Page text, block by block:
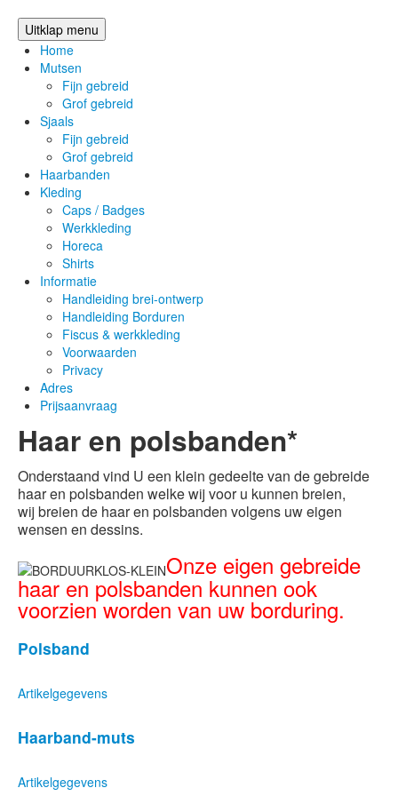
Uitklap menu
Home
Mutsen
Fijn gebreid
Grof gebreid
Sjaals
Fijn gebreid
Grof gebreid
Haarbanden
Kleding
Caps / Badges
Werkkleding
Horeca
Shirts
Informatie
Handleiding brei-ontwerp
Handleiding Borduren
Fiscus & werkkleding
Voorwaarden
Privacy
Adres
Prijsaanvraag
Haar en polsbanden*
Onderstaand vind U een klein gedeelte van de gebreide
haar en polsbanden welke wij voor u kunnen breien,
wij breien de haar en polsbanden volgens uw eigen
wensen en dessins.
Onze eigen gebreide
haar en polsbanden kunnen ook
voorzien worden van uw borduring.
Polsband
Artikelgegevens
Haarband-muts
Artikelgegevens